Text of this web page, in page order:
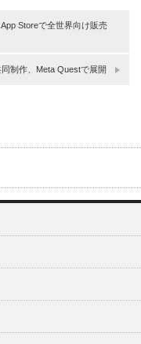
Storeで全世界向け販売
制作、Meta Questで展開